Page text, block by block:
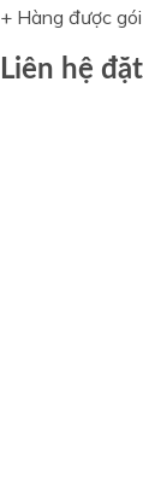
+ Hàng được
Liên hệ